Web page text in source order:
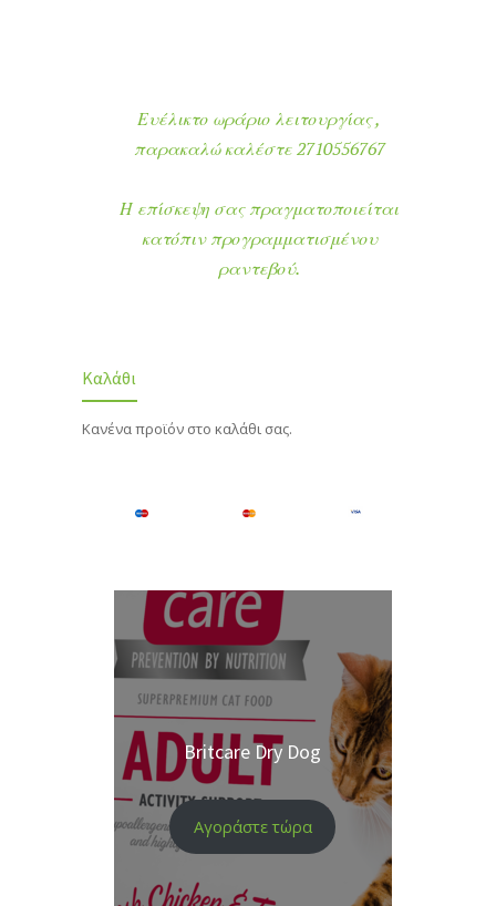
Ευέλικτο ωράριο λειτουργίας ,
παρακαλώ καλέστε 2710556767
Η επίσκεψη σας πραγματοποιείται
κατόπιν προγραμματισμένου
ραντεβού.
Καλάθι
Κανένα προϊόν στο καλάθι σας.
Britcare Dry Dog
Αγοράστε τώρα